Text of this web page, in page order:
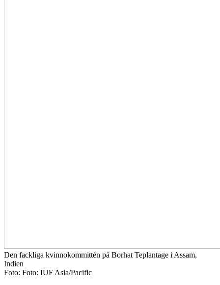
Den fackliga kvinnokommittén på Borhat Teplantage i Assam,
Indien
Foto: Foto: IUF Asia/Pacific